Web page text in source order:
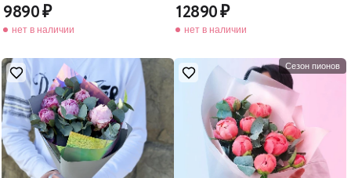
9890
нет в наличии
12890
нет в наличии
Сезон пионов